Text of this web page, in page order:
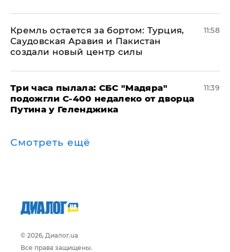
​Кремль остается за бортом: Турция,
Саудовская Аравия и Пакистан
создали новый центр силы
11:58
Три часа пылала: СБС "Мадяра"
подожгли С-400 недалеко от дворца
Путина у Геленджика
11:39
Смотреть ещё
© 2026, Диалог.ua
Все права защищены.